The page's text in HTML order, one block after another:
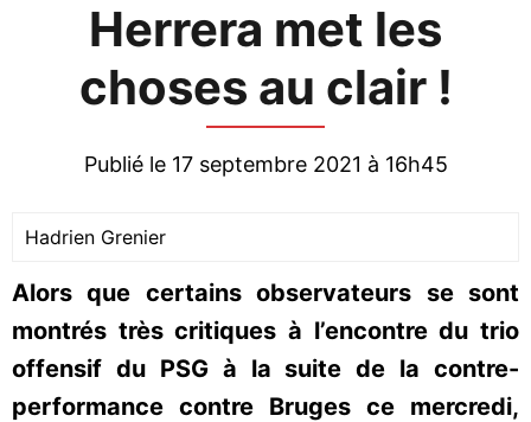
Herrera met les
choses au clair !
Publié le 17 septembre 2021 à 16h45
Hadrien Grenier
Alors que certains observateurs se sont
montrés très critiques à l’encontre du trio
offensif du PSG à la suite de la contre-
performance contre Bruges ce mercredi,